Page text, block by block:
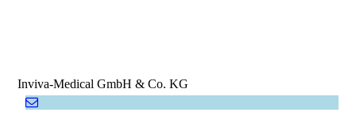
Inviva-Medical GmbH & Co. KG